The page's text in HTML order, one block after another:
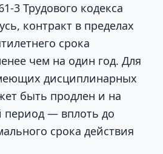
3 Трудового кодекса
контракт в пределах
срока
чем на один год. Для
дисциплинарных
быть продлен и на
период — вплоть до
срока действия